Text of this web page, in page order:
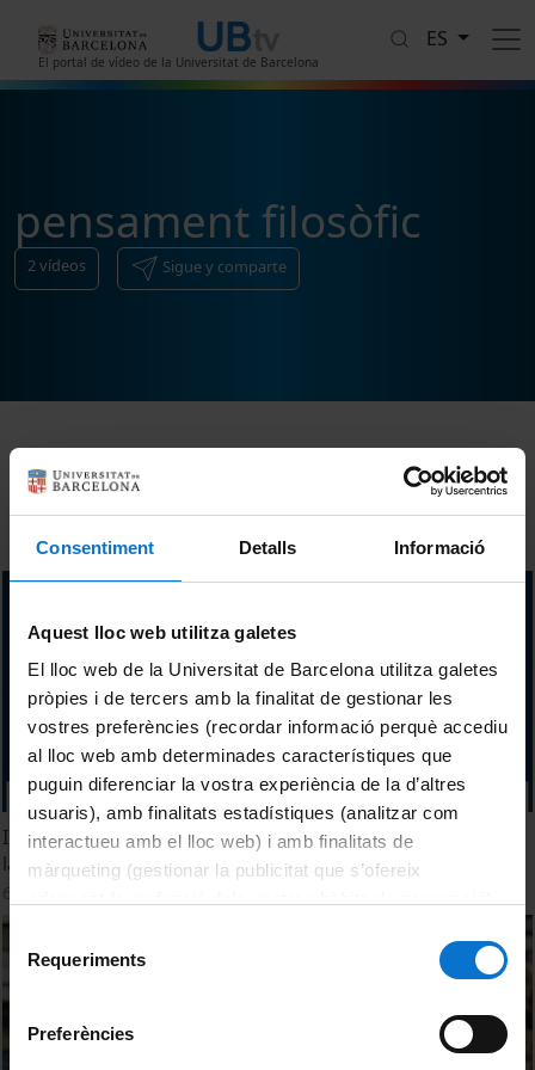
Consentiment Detalls Informació
Aquest lloc web utilitza galetes
El lloc web de la Universitat de Barcelona utilitza galetes
pròpies i de tercers amb la finalitat de gestionar les
vostres preferències (recordar informació perquè accediu
al lloc web amb determinades característiques que
puguin diferenciar la vostra experiència de la d’altres
usuaris), amb finalitats estadístiques (analitzar com
interactueu amb el lloc web) i amb finalitats de
màrqueting (gestionar la publicitat que s’ofereix
consultar laPolítica de galetes del lloc web de la
Requeriments
Preferències
El portal de vídeo de la Universitat de Barcelona
ES
pensament filosòfic
2vídeos Sigue y comparte
Ordenar
Inauguración del X Congreso Internacional de Filosofía de
la Educación